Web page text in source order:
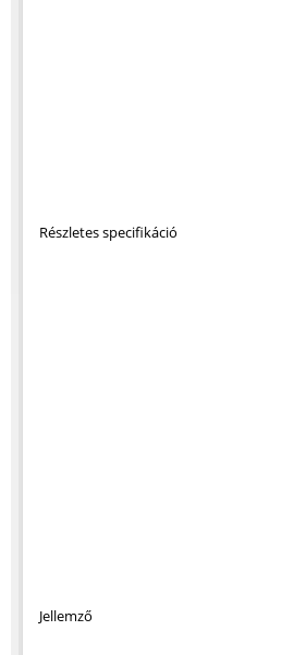
Részletes specifikáció
Jellemző